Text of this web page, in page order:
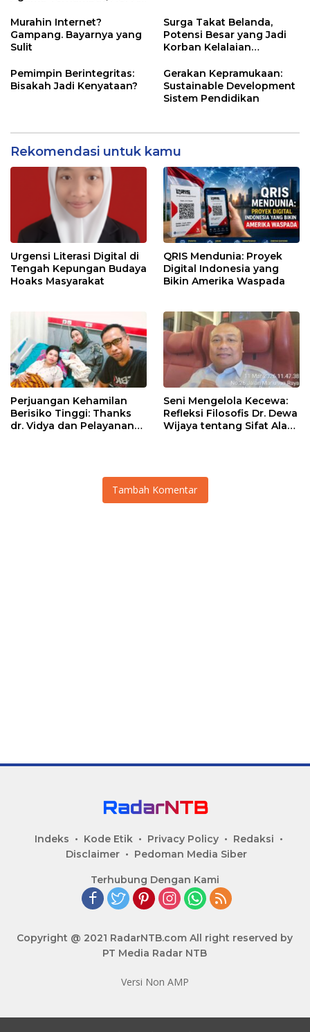
Kepada Pemerintah
Murahin Internet?
Gampang. Bayarnya yang
Sulit
Surga Takat Belanda,
Potensi Besar yang Jadi
Korban Kelalaian
Pemimpin Berintegritas:
Bisakah Jadi Kenyataan?
Gerakan Kepramukaan:
Sustainable Development
Sistem Pendidikan
Rekomendasi untuk kamu
Urgensi Literasi Digital di
Tengah Kepungan Budaya
Hoaks Masyarakat
QRIS Mendunia: Proyek
Digital Indonesia yang
Bikin Amerika Waspada
Perjuangan Kehamilan
Berisiko Tinggi: Thanks
dr. Vidya dan Pelayanan
Seni Mengelola Kecewa:
Refleksi Filosofis Dr. Dewa
Wijaya tentang Sifat Alami
Tambah Komentar
Indeks Kode Etik Privacy Policy
Redaksi
Disclaimer
Pedoman Media Siber
Terhubung Dengan Kami
Copyright @ 2021 RadarNTB.com All right reserved by
PT Media Radar NTB
Versi Non AMP